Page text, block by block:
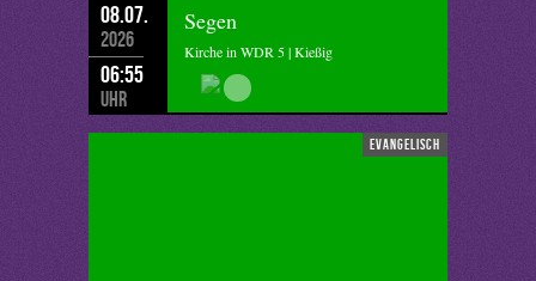
08.07.
2026
06:55
Uhr
Segen
Kirche in WDR 5 | Kießig
evangelisch